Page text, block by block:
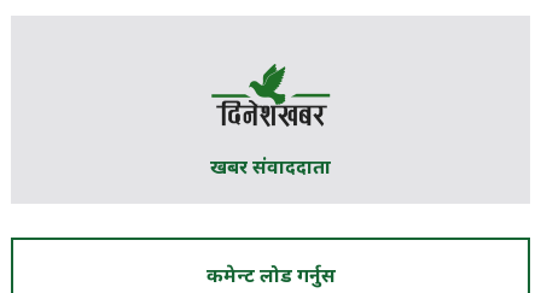
खबर संवाददाता
कमेन्ट लोड गर्नुस